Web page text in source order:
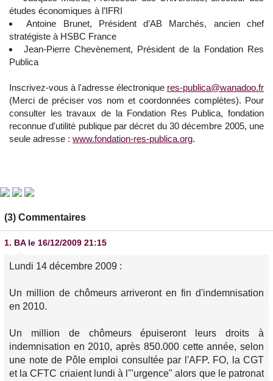
études économiques à l’IFRI
Antoine Brunet, Président d’AB Marchés, ancien chef
stratégiste à HSBC France
Jean-Pierre Chevènement, Président de la Fondation Res
Publica
Inscrivez-vous à l'adresse électronique res-publica@wanadoo.fr
(Merci de préciser vos nom et coordonnées complètes). Pour
consulter les travaux de la Fondation Res Publica, fondation
reconnue d'utilité publique par décret du 30 décembre 2005, une
seule adresse : www.fondation-res-publica.org.
(3) Commentaires
1. BA le 16/12/2009 21:15
Lundi 14 décembre 2009 :
Un million de chômeurs arriveront en fin d'indemnisation
en 2010.
Un million de chômeurs épuiseront leurs droits à
indemnisation en 2010, après 850.000 cette année, selon
une note de Pôle emploi consultée par l'AFP. FO, la CGT
et la CFTC criaient lundi à l'"urgence" alors que le patronat